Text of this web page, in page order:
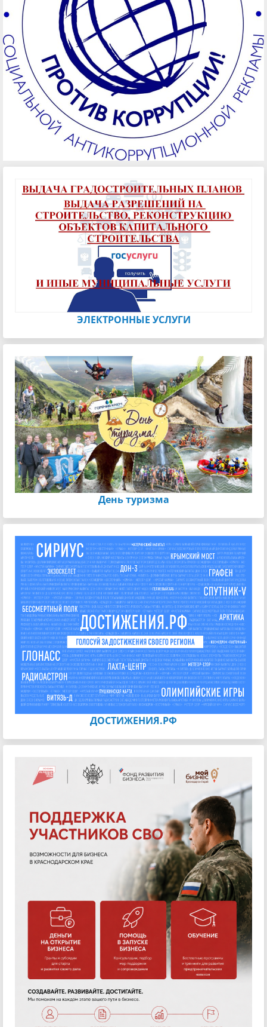
ЭЛЕКТРОННЫЕ УСЛУГИ
День туризма
ДОСТИЖЕНИЯ.РФ